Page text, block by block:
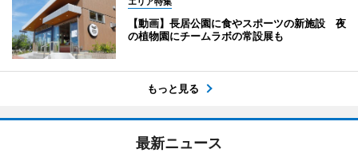
【動画】長居公園に食やスポーツの新施設 夜
の植物園にチームラボの常設展も
もっと見る
最新ニュース